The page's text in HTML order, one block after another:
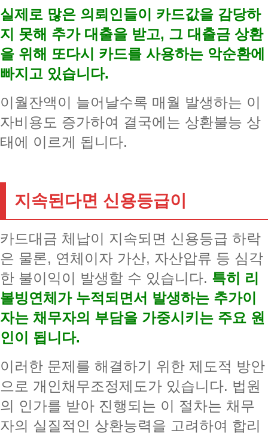
실제로 많은 의뢰인들이 카드값을 감당하
지 못해 추가 대출을 받고, 그 대출금 상환
을 위해 또다시 카드를 사용하는 악순환에
빠지고 있습니다.
이월잔액이 늘어날수록 매월 발생하는 이
자비용도 증가하여 결국에는 상환불능 상
태에 이르게 됩니다.
지속된다면 신용등급이
카드대금 체납이 지속되면 신용등급 하락
은 물론, 연체이자 가산, 자산압류 등 심각
한 불이익이 발생할 수 있습니다. 특히 리
볼빙연체가 누적되면서 발생하는 추가이
자는 채무자의 부담을 가중시키는 주요 원
인이 됩니다.
이러한 문제를 해결하기 위한 제도적 방안
으로 개인채무조정제도가 있습니다. 법원
의 인가를 받아 진행되는 이 절차는 채무
자의 실질적인 상환능력을 고려하여 합리